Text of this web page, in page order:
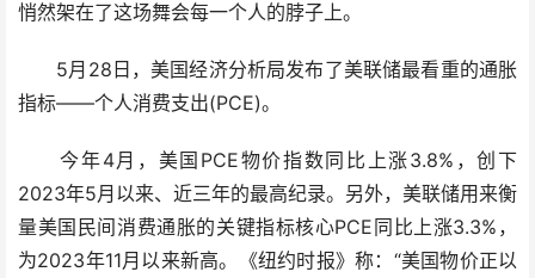
悄然架在了这场舞会每一个人的脖子上。
5月28日，美国经济分析局发布了美联储最看重的通胀
指标——个人消费支出(PCE)。
今年4月，美国PCE物价指数同比上涨3.8%，创下
2023年5月以来、近三年的最高纪录。另外，美联储用来衡
量美国民间消费通胀的关键指标核心PCE同比上涨3.3%，
为2023年11月以来新高。《纽约时报》称：“美国物价正以